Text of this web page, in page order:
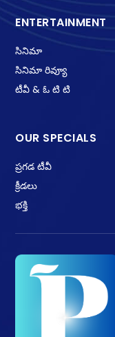
ENTERTAINMENT
సినిమా
సినిమా రివ్యూ
టీవీ & ఓ టి టి
OUR SPECIALS
ప్రగడ టీవీ
క్రీడలు
భక్తి